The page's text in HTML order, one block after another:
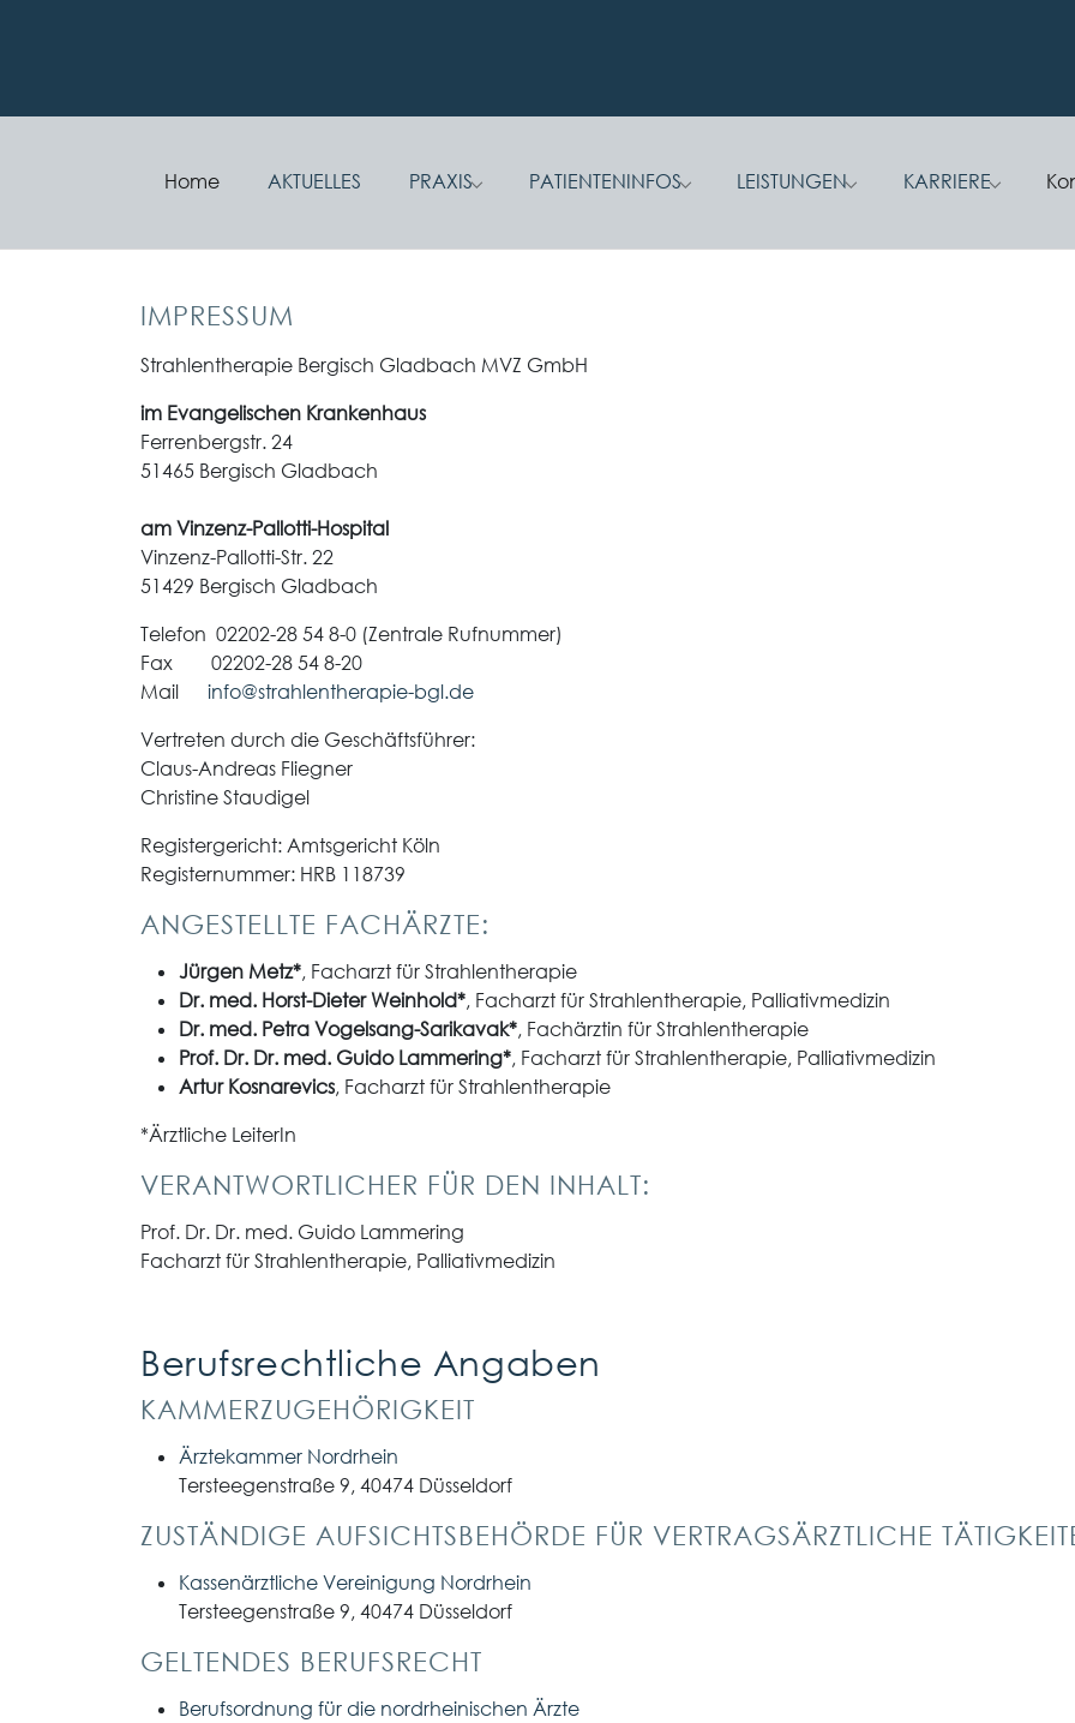
Home AKTUELLES PRAXISSubmenu for "Praxis"
PATIENTENINFOSSubmenu for "Patienteninfos"
LEISTUNGENSubmenu for
KARRIERE
IMPRESSUM
Strahlentherapie Bergisch Gladbach MVZ GmbH
im Evangelischen Krankenhaus
Ferrenbergstr. 24
51465 Bergisch Gladbach
am Vinzenz-Pallotti-Hospital
Vinzenz-Pallotti-Str. 22
51429 Bergisch Gladbach
Telefon 02202-28 54 8-0 (Zentrale Rufnummer)
Fax 02202-28 54 8-20
Mail info@strahlentherapie-bgl.de
Vertreten durch die Geschäftsführer:
Claus-Andreas Fliegner
Christine Staudigel
Registergericht: Amtsgericht Köln
Registernummer: HRB 118739
ANGESTELLTE FACHÄRZTE:
Jürgen Metz*, Facharzt für Strahlentherapie
Dr. med. Horst-Dieter Weinhold*, Facharzt für Strahlentherapie, Palliativmedizin
Dr. med. Petra Vogelsang-Sarikavak*, Fachärztin für Strahlentherapie
Prof. Dr. Dr. med. Guido Lammering*, Facharzt für Strahlentherapie, Palliativmedizin
Artur Kosnarevics, Facharzt für Strahlentherapie
*Ärztliche LeiterIn
VERANTWORTLICHER FÜR DEN INHALT:
Prof. Dr. Dr. med. Guido Lammering
Facharzt für Strahlentherapie, Palliativmedizin
Berufsrechtliche Angaben
KAMMERZUGEHÖRIGKEIT
Ärztekammer Nordrhein
Tersteegenstraße 9, 40474 Düsseldorf
ZUSTÄNDIGE AUFSICHTS­BEHÖRDE FÜR VERTRAGS­ÄRZTLICHE
Kassenärztliche Vereinigung Nordrhein
Tersteegenstraße 9, 40474 Düsseldorf
GELTENDES BERUFSRECHT
Berufsordnung für die nordrheinischen Ärzte